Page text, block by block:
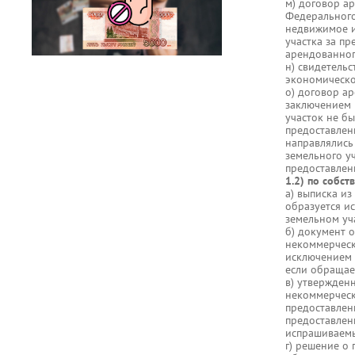
м) договор
недвижимое
участка за
н)
о) договор
заключением
участок не
земельного
1.2) по
а) выписка
образуется
земельном
б) документ
исключением
если
в)
г) решение о